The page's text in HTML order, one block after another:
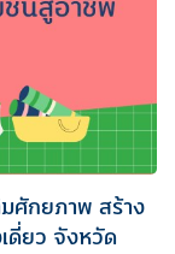
ศักยภาพ สร้าง
ดี่ยว จังหวัด